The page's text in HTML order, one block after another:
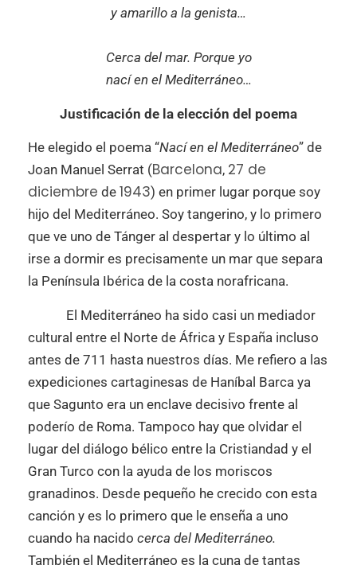
y amarillo a la genista…
Cerca del mar. Porque yo
nací en el Mediterráneo…
Justificación de la elección del poema
He elegido el poema “Nací en el Mediterráneo” de
Joan Manuel Serrat (Barcelona, 27 de
diciembre de 1943) en primer lugar porque soy
hijo del Mediterráneo. Soy tangerino, y lo primero
que ve uno de Tánger al despertar y lo último al
irse a dormir es precisamente un mar que separa
la Península Ibérica de la costa norafricana.
El Mediterráneo ha sido casi un mediador
cultural entre el Norte de África y España incluso
antes de 711 hasta nuestros días. Me refiero a las
expediciones cartaginesas de Haníbal Barca ya
que Sagunto era un enclave decisivo frente al
poderío de Roma. Tampoco hay que olvidar el
lugar del diálogo bélico entre la Cristiandad y el
Gran Turco con la ayuda de los moriscos
granadinos. Desde pequeño he crecido con esta
canción y es lo primero que le enseña a uno
cuando ha nacido cerca del Mediterráneo.
También el Mediterráneo es la cuna de tantas